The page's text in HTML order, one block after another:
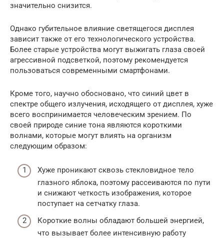
значительно снизится.
Однако губительное влияние светящегося дисплея
зависит также от его технологического устройства.
Более старые устройства могут выжигать глаза своей
агрессивной подсветкой, поэтому рекомендуется
пользоваться современными смартфонами.
Кроме того, научно обосновано, что синий цвет в
спектре общего излучения, исходящего от дисплея, хуже
всего воспринимается человеческим зрением. По
своей природе синие тона являются короткими
волнами, которые могут влиять на организм
следующим образом:
Хуже проникают сквозь стекловидное тело
глазного яблока, поэтому рассеиваются по пути
и снижают четкость изображения, которое
поступает на сетчатку глаза.
Короткие волны обладают большей энергией,
что вызывает более интенсивную работу